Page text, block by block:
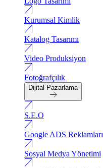
Kurumsal Kimlik
Katalog Tasarımı
Video Produksiyon
Fotoğrafçılık
Dijital Pazarlama
S.E.O
Google ADS Reklamları
Sosyal Medya Yönetimi